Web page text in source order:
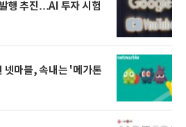
행 추진…AI 투자 시험
넷마블, 속내는 '메가톤